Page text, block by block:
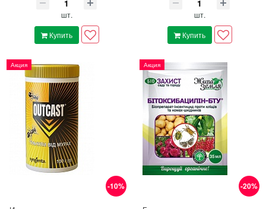
шт.
Купить
шт.
Купить
-10%
Акция
-20%
Акция